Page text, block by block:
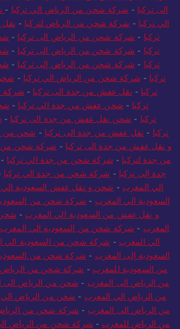
تركيا -شركة شحن من السعودية إلى تركيا-
الى تركيا -شركة شحن من الرياض الي تركيا-
الي تركيا- شركة شحن من الرياض لتركيا-
تركيا - شركة شحن من الرياض الى تركيا -
تركيا - شركة شحن من الرياض الى تركيا -
تركيا - شركة شحن من الرياض إلى تركيا -
تركيا- شركة شحن من الرياض الي تركيا-
تركيا- نقل عفش من جدة الى تركيا-شركة
تركيا -شحن عفش من جدة الي تركيا-
تركيا- شحن نقل عفش من جدة الى تركيا -
تركيا
-نقل عفش من جدة الى تركيا- شحن من
و نقل عفش من جدة الى تركيا- شركة شحن من
من جدة لتركيا - شركة شحن من جدة الي تركيا
جدة إلى تركيا-شركة شحن من جدة الي تركيا
الي المغرب
- شحن و نقل عفش السعودية الي
السعودية الي المغرب-شركة شحن من
و نقل عفش من السعودية الي المغرب- شحن
المغرب-شركة شحن من السعودية الي المغرب
الي المغرب-شركة شحن من السعودية الي
السعودية إلى المغرب
- شركة شحن من
من السعودية للمغرب
شركة شحن من
من الرياض الى المغرب
-شحن من الرياض الى
من الرياض الي المغرب-شحن من الرياض الي
من الرياض الى المغرب -شركة شحن من